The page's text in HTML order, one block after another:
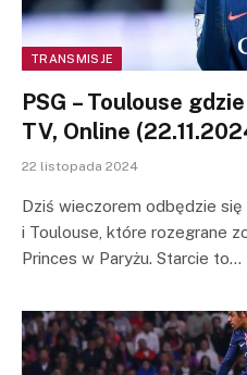
TRANSMISJE
PSG – Toulouse
TV, Online
22 listopada 2024
Dziś wieczorem odbędzie
i Toulouse, które rozegrane
Princes w Paryżu. Starcie to…